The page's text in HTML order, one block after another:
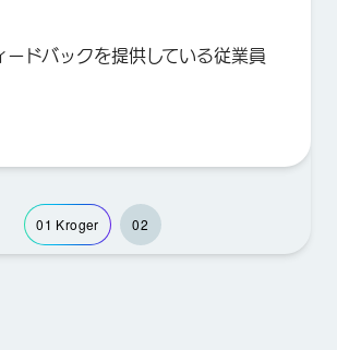
ードバックを提供している従業員
01 Kroger 02